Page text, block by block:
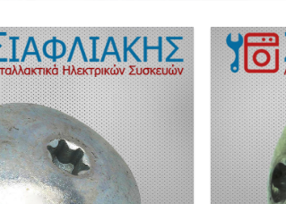
Add to
wishlist